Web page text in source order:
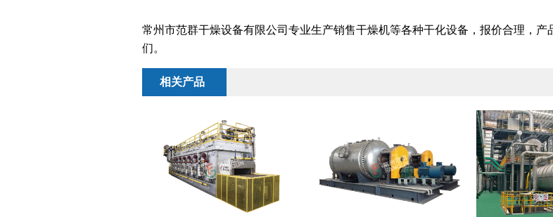
常州市范群干燥设备有限公司专业生产销售干燥机等各种干化设备，报价合理，
们。
相关产品